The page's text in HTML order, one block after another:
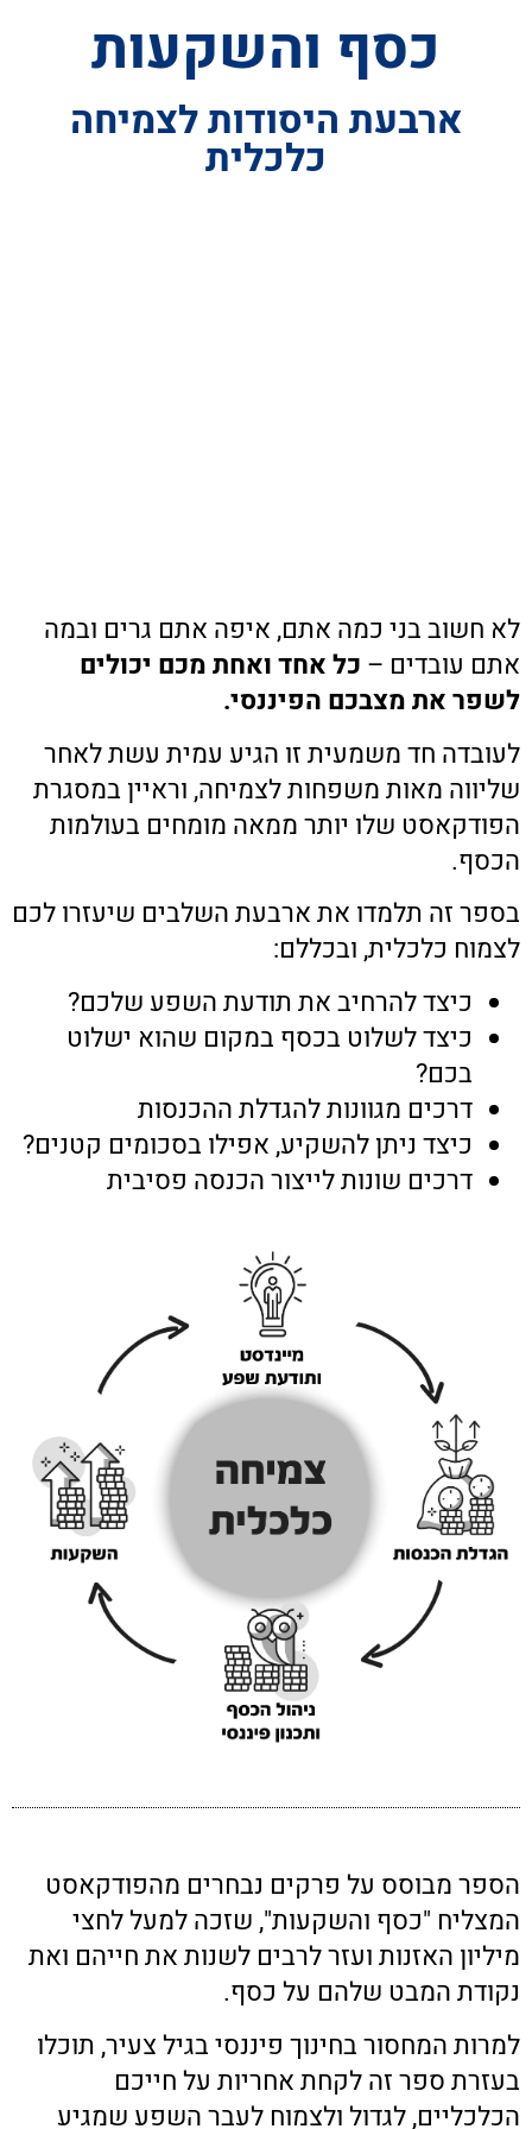
כסף והשקעות
ארבעת היסודות לצמיחה
כלכלית
לא חשוב בני כמה אתם, איפה אתם גרים ובמה
אתם עובדים – כל אחד ואחת מכם יכולים
לשפר את מצבכם הפיננסי.
לעובדה חד משמעית זו הגיע עמית עשת לאחר
שליווה מאות משפחות לצמיחה, וראיין במסגרת
הפודקאסט שלו יותר ממאה מומחים בעולמות
הכסף.
בספר זה תלמדו את ארבעת השלבים שיעזרו לכם
לצמוח כלכלית, ובכללם:
כיצד להרחיב את תודעת השפע שלכם?
כיצד לשלוט בכסף במקום שהוא ישלוט
בכם?
דרכים מגוונות להגדלת ההכנסות
כיצד ניתן להשקיע, אפילו בסכומים קטנים?
דרכים שונות לייצור הכנסה פסיבית
הספר מבוסס על פרקים נבחרים מהפודקאסט
המצליח "כסף והשקעות", שזכה למעל לחצי
מיליון האזנות ועזר לרבים לשנות את חייהם ואת
נקודת המבט שלהם על כסף.
למרות המחסור בחינוך פיננסי בגיל צעיר, תוכלו
בעזרת ספר זה לקחת אחריות על חייכם
הכלכליים, לגדול ולצמוח לעבר השפע שמגיע